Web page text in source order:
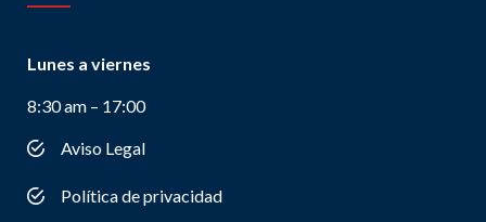
Lunes a viernes
8:30 am – 17:00
Aviso Legal
Política de privacidad